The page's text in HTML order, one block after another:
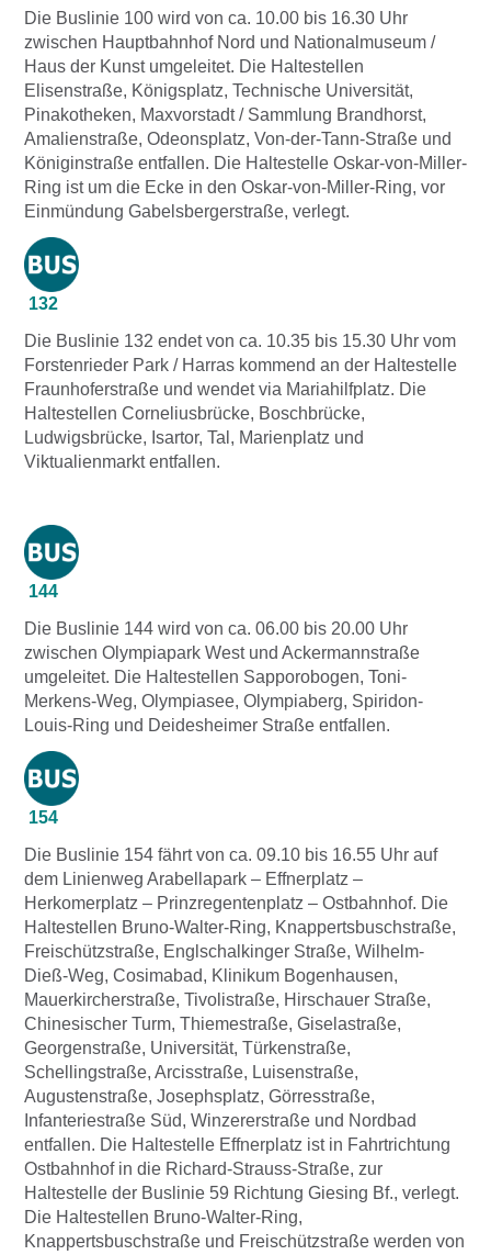
Die Buslinie 100 wird von ca. 10.00 bis 16.30 Uhr
zwischen Hauptbahnhof Nord und Nationalmuseum /
Haus der Kunst umgeleitet. Die Haltestellen
Elisenstraße, Königsplatz, Technische Universität,
Pinakotheken, Maxvorstadt / Sammlung Brandhorst,
Amalienstraße, Odeonsplatz, Von-der-Tann-Straße und
Königinstraße entfallen. Die Haltestelle Oskar-von-Miller-
Ring ist um die Ecke in den Oskar-von-Miller-Ring, vor
Einmündung Gabelsbergerstraße, verlegt.
132
Die Buslinie 132 endet von ca. 10.35 bis 15.30 Uhr vom
Forstenrieder Park / Harras kommend an der Haltestelle
Fraunhoferstraße und wendet via Mariahilfplatz. Die
Haltestellen Corneliusbrücke, Boschbrücke,
Ludwigsbrücke, Isartor, Tal, Marienplatz und
Viktualienmarkt entfallen.
144
Die Buslinie 144 wird von ca. 06.00 bis 20.00 Uhr
zwischen Olympiapark West und Ackermannstraße
umgeleitet. Die Haltestellen Sapporobogen, Toni-
Merkens-Weg, Olympiasee, Olympiaberg, Spiridon-
Louis-Ring und Deidesheimer Straße entfallen.
154
Die Buslinie 154 fährt von ca. 09.10 bis 16.55 Uhr auf
dem Linienweg Arabellapark – Effnerplatz –
Herkomerplatz – Prinzregentenplatz – Ostbahnhof. Die
Haltestellen Bruno-Walter-Ring, Knappertsbuschstraße,
Freischützstraße, Englschalkinger Straße, Wilhelm-
Dieß-Weg, Cosimabad, Klinikum Bogenhausen,
Mauerkircherstraße, Tivolistraße, Hirschauer Straße,
Chinesischer Turm, Thiemestraße, Giselastraße,
Georgenstraße, Universität, Türkenstraße,
Schellingstraße, Arcisstraße, Luisenstraße,
Augustenstraße, Josephsplatz, Görresstraße,
Infanteriestraße Süd, Winzererstraße und Nordbad
entfallen. Die Haltestelle Effnerplatz ist in Fahrtrichtung
Ostbahnhof in die Richard-Strauss-Straße, zur
Haltestelle der Buslinie 59 Richtung Giesing Bf., verlegt.
Die Haltestellen Bruno-Walter-Ring,
Knappertsbuschstraße und Freischützstraße werden von